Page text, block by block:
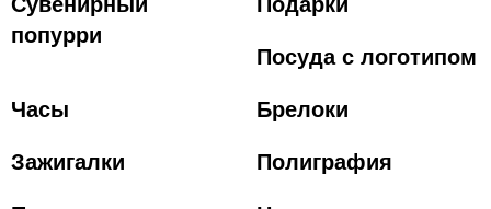
попурри
Посуда с логотипом
Часы
Брелоки
Зажигалки
Полиграфия